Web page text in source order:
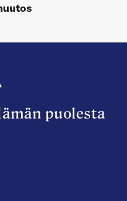
puolesta